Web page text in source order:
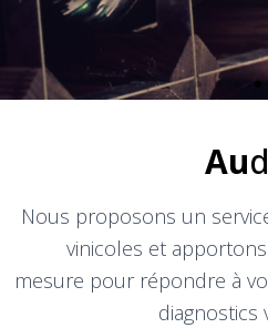
Au
Nous proposons un
vinicoles et
mesure pour répondre à
diagnostics